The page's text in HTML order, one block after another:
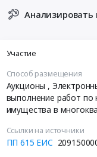
Участие
Способ размещения
Аукционы ,
выполнение работ
имущества в
Ссылки на источники
ПП 615 ЕИС